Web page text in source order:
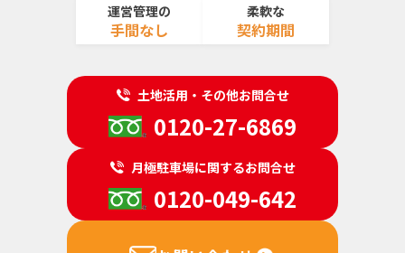
運営管理の
手間なし
柔軟な
契約期間
土地活用・その他お問合せ
0120-27-6869
月極駐車場に関するお問合せ
0120-049-642